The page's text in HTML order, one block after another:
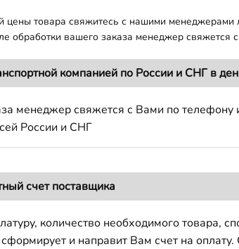
цены товара свяжитесь с нашими
обработки вашего заказа менеджер свяжется
компанией по России и СНГ в
менеджер свяжется с Вами по телефону
России и СНГ
счет поставщика
количество необходимого товара,
и направит Вам счет на оплату.